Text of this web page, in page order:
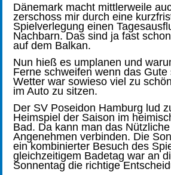
Dänemark macht mittlerweile
zerschoss mir durch eine
Spielverlegung einen
Nachbarn. Das sind ja fast
auf dem Balkan.
Nun hieß es umplanen und
Ferne schweifen wenn das
Wetter war sowieso viel zu
im Auto zu sitzen.
Der SV Poseidon Hamburg lud
Heimspiel der Saison im
Bad. Da kann man das
Angenehmen verbinden. Die
ein kombinierter Besuch des
gleichzeitigem Badetag war an
Sonnentag die richtige